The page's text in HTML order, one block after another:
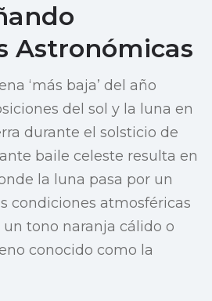
Astronómicas
‘más baja’ del año
del sol y la luna en
durante el solsticio de
baile celeste resulta en
la luna pasa por un
condiciones atmosféricas
tono naranja cálido o
conocido como la